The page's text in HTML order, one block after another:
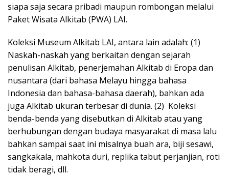
siapa saja secara pribadi maupun rombongan melalui
Paket Wisata Alkitab (PWA) LAI.
Koleksi Museum Alkitab LAI, antara lain adalah: (1)
Naskah-naskah yang berkaitan dengan sejarah
penulisan Alkitab, penerjemahan Alkitab di Eropa dan
nusantara (dari bahasa Melayu hingga bahasa
Indonesia dan bahasa-bahasa daerah), bahkan ada
juga Alkitab ukuran terbesar di dunia. (2) Koleksi
benda-benda yang disebutkan di Alkitab atau yang
berhubungan dengan budaya masyarakat di masa lalu
bahkan sampai saat ini misalnya buah ara, biji sesawi,
sangkakala, mahkota duri, replika tabut perjanjian, roti
tidak beragi, dll.